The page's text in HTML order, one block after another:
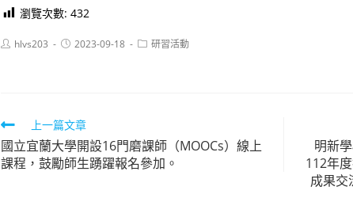
瀏覽次數: 432
Posthlvs203
Post2023-09-18
Post研習活動
Read
more
articles
上一篇文章
國立宜蘭大學開設16門磨課師（MOOCs）線上
課程，鼓勵師生踴躍報名參加。
明新
112年
成果交